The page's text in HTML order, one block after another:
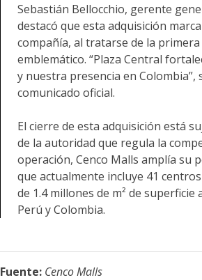
Sebastián Bellocchio, gerente
destacó que esta adquisición
compañía, al tratarse de la
emblemático. “Plaza Central
y nuestra presencia en Colombia”,
comunicado oficial.
El cierre de esta adquisición está
de la autoridad que regula la
operación, Cenco Malls amplía su
que actualmente incluye 41
de 1.4 millones de m² de superficie
Perú y Colombia.
Fuente: Cenco Malls